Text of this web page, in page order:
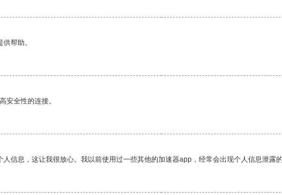
帮助。
安全性的连接。
信息，这让我很放心。我以前使用过一些其他的加速器app，经常会出现个人信息泄露